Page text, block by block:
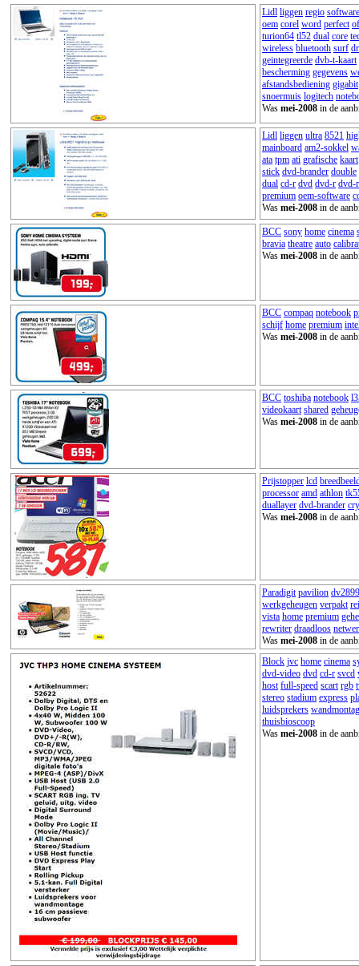
Lidl liggen regio
oem corel word perfect
turion64 tl52 dual core
wireless bluetooth surf
geintegreerde dvb-t-kaart
bescherming gegevens
afstandsbediening gigabit
snoermuis logitech
Was mei-2008 in de
Lidl liggen ultra 8521
mainboard am2-sokkel
ata tpm ati grafische kaart
stick dvd-brander double
dual cd-r dvd dvd-r dvd-
premium oem-software
Was mei-2008 in de
BCC sony home cinema
bravia theatre auto
Was mei-2008 in de
BCC compaq notebook
schijf home premium
Was mei-2008 in de
BCC toshiba notebook
videokaart shared
Was mei-2008 in de
Prijstopper lcd
processor amd athlon
duallayer dvd-brander
Was mei-2008 in de
Paradigit pavilion
werkgeheugen verpakt
vista home premium
rewriter draadloos
Was mei-2008 in de
Block jvc home cinema
dvd-video dvd cd-r svcd
host full-speed scart rgb
stereo stadium express
luidsprekers
thuisbioscoop
Was mei-2008 in de